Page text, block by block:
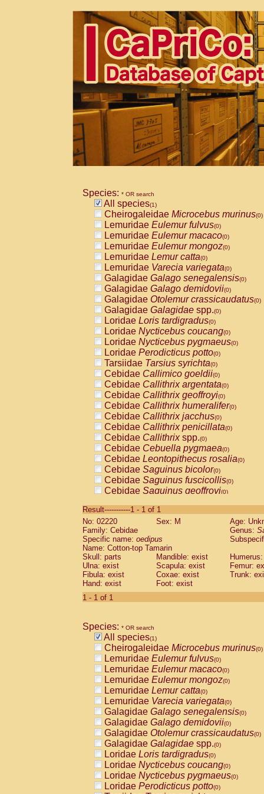
Species: * OR search
All species(1)
Cheirogaleidae Microcebus murinus(0)
Lemuridae Eulemur fulvus(0)
Lemuridae Eulemur macaco(0)
Lemuridae Eulemur mongoz(0)
Lemuridae Lemur catta(0)
Lemuridae Varecia variegata(0)
Galagidae Galago senegalensis(0)
Galagidae Galago demidovii(0)
Galagidae Otolemur crassicaudatus(0)
Galagidae Galagidae spp.(0)
Loridae Loris tardigradus(0)
Loridae Nycticebus coucang(0)
Loridae Nycticebus pygmaeus(0)
Loridae Perodicticus potto(0)
Tarsiidae Tarsius syrichta(0)
Cebidae Callimico goeldii(0)
Cebidae Callithrix argentata(0)
Cebidae Callithrix geoffroyi(0)
Cebidae Callithrix humeralifer(0)
Cebidae Callithrix jacchus(0)
Cebidae Callithrix penicillata(0)
Cebidae Callithrixspp.(0)
Cebidae Cebuella pygmaea(0)
Cebidae Leontopithecus rosalia(0)
Cebidae Saguinus bicolor(0)
Cebidae Saguinus fuscicollis(0)
Cebidae Saguinus geoffroyi(0)
CebidaeSaguinus labiatus(0)
Cebidae Saguinus leucopus (0)
Cebidae
CebidaeSaguinus mystax
Cebidae Saguinus nigricollis (0)
Cebidae Saguinus oedipus
Cebidae Saguinus weddelli
Cebidae Saguinusspp.
Cebidae
CebidaeCebus capucinus
CebidaeCebus nigrivittatus
CebidaeCebus spp.(0)
CebidaeSaimiri boliviensis(0)
CebidaeSaimiri sciureus(0)
AtelidaeAlouatta caraya(0)
AtelidaeAlouatta fusca(0)
AtelidaeAlouatta seniculus(0)
AtelidaeAlouattaspp.(0)
AtelidaeAteles belzebuth(0)
AtelidaeAteles geoffroyi(0)
AtelidaeAteles paniscus(0)
AtelidaeAtelesspp.(0)
AtelidaeLagothrix lagothricha(0)
AtelidaeLagothrix lagothricha cana
PitheciidaeCacajao calvus
Result-----------1 - 1 of 1
No: 02220
Sex: M
Age:
Family: Cebidae
Genus:
Specific name: oedipus
Name: Cotton-top Tamarin
Skull: parts
Mandible: exist
Ulna: exist
Scapula: exist
Femur:
Fibula: exist
Coxae: exist
Trunk:
Hand: exist
Foot: exist
1 - 1 of 1
Species: * OR search
All species(1)
Cheirogaleidae Microcebus murinus(0)
Lemuridae Eulemur fulvus(0)
Lemuridae Eulemur macaco(0)
Lemuridae Eulemur mongoz(0)
Lemuridae Lemur catta(0)
Lemuridae Varecia variegata(0)
Galagidae Galago senegalensis(0)
Galagidae Galago demidovii(0)
Galagidae Otolemur crassicaudatus(0)
Galagidae Galagidae spp.(0)
Loridae Loris tardigradus(0)
Loridae Nycticebus coucang(0)
Loridae Nycticebus pygmaeus(0)
Loridae Perodicticus potto(0)